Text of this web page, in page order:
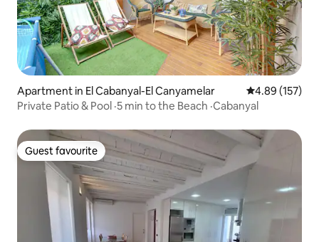
Apartment in El Cabanyal-El Canyamelar 4.89 out of 5
4.89 (157)
Private Patio & Pool ·5 min to the Beach ·Cabanyal
Guest favourite
Guest favourite